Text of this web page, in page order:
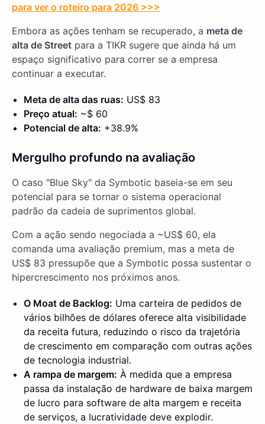
para ver o roteiro para 2026 >>>
Embora as ações tenham se recuperado, a meta de
alta de Street para a TIKR sugere que ainda há um
espaço significativo para correr se a empresa
continuar a executar.
Meta de alta das ruas: US$ 83
Preço atual: ~$ 60
Potencial de alta: +38.9%
Mergulho profundo na avaliação
O caso "Blue Sky" da Symbotic baseia-se em seu
potencial para se tornar o sistema operacional
padrão da cadeia de suprimentos global.
Com a ação sendo negociada a ~US$ 60, ela
comanda uma avaliação premium, mas a meta de
US$ 83 pressupõe que a Symbotic possa sustentar o
hipercrescimento nos próximos anos.
O Moat de Backlog: Uma carteira de pedidos de
vários bilhões de dólares oferece alta visibilidade
da receita futura, reduzindo o risco da trajetória
de crescimento em comparação com outras ações
de tecnologia industrial.
A rampa de margem: À medida que a empresa
passa da instalação de hardware de baixa margem
de lucro para software de alta margem e receita
de serviços, a lucratividade deve explodir.